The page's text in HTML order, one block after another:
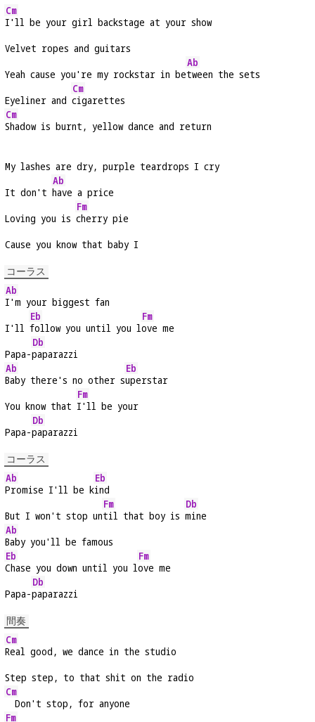
Cm
I'll be your girl backstage at your show
Velvet ropes and guitars
Yeah cause you're my rockstar in be
Ab
tween the sets
Eyeliner and
Cm
cigarettes
Cm
Shadow is burnt, yellow dance and return
My lashes are dry, purple teardrops I cry
It don't
Ab
have a price
Loving you is
Fm
cherry pie
Cause you know that baby I
コーラス
Ab
I'm your biggest fan
I'll
Eb
follow you until you l
Fm
ove me
Papa-
Db
paparazzi
Ab
Baby there's no other s
Eb
uperstar
You know that
Fm
I'll be your
Papa-
Db
paparazzi
コーラス
Ab
Promise I'll be k
Eb
ind
But I won't stop un
Fm
til that boy is
Db
mine
Ab
Baby you'll be famous
Eb
Chase you down until you l
Fm
ove me
Papa-
Db
paparazzi
間奏
Cm
Real good, we dance in the studio
Step step, to that shit on the radio
Cm
  Don't stop, for anyone
Fm